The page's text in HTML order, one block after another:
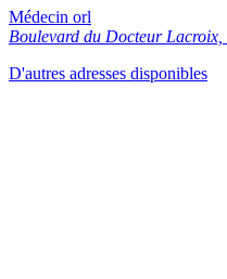
Médecin orl
Boulevard du Docteur
D'autres adresses disponibles